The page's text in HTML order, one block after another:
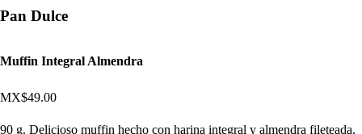
Pan Dulce
Muffin Integral Almendra
MX$49.00
90 g. Delicioso muffin hecho con harina integral y almendra fileteada.